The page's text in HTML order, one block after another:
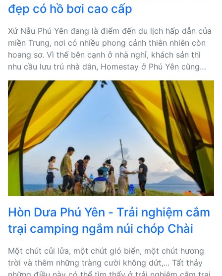
đẹp có hồ bơi cao cấp
Xứ Nẫu Phú Yên đang là điểm đến du lịch hấp dẫn của
miền Trung, nơi có nhiều phong cảnh thiên nhiên còn
hoang sơ. Vì thế bên cạnh ở nhà nghỉ, khách sản thì
nhu cầu lưu trú nhà dân, Homestay ở Phú Yên cũng
đang phát triển mạnh.
Hòn Dưa Phú Yên - Trải nghiệm cắm
trại camping ngắm núi chóp Chài
Một chút củi lửa, một chút gió biển, một chút hương
trời và thêm những tràng cười không dứt,... Tất thảy